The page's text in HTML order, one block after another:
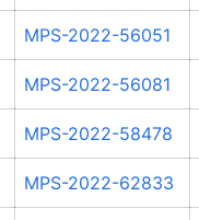
MPS-2022-56051
MPS-2022-56081
MPS-2022-58478
MPS-2022-62833